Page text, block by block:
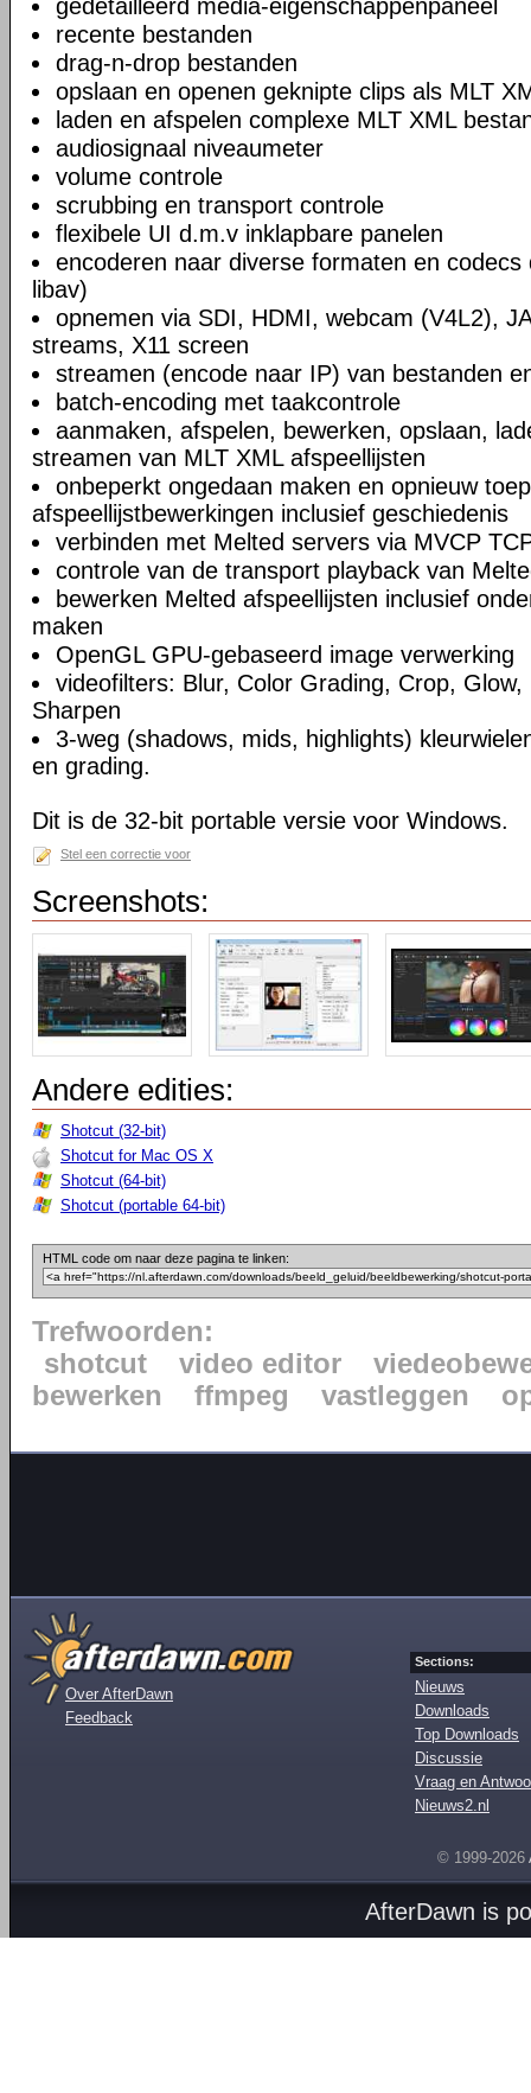
gedetailleerd media-eigenschappenpaneel
recente bestanden
drag-n-drop bestanden
opslaan en openen geknipte clips als MLT
laden en afspelen complexe MLT XML
audiosignaal niveaumeter
volume controle
scrubbing en transport controle
flexibele UI d.m.v inklapbare panelen
encoderen naar diverse formaten en codecs
libav)
opnemen via SDI, HDMI, webcam (V4L2),
streams, X11 screen
streamen (encode naar IP) van bestanden
batch-encoding met taakcontrole
aanmaken, afspelen, bewerken, opslaan,
streamen van MLT XML afspeellijsten
onbeperkt ongedaan maken en opnieuw
afspeellijstbewerkingen inclusief geschiedenis
verbinden met Melted servers via MVCP
controle van de transport playback van
bewerken Melted afspeellijsten inclusief
maken
OpenGL GPU-gebaseerd image verwerking
videofilters: Blur, Color Grading, Crop,
Sharpen
3-weg (shadows, mids, highlights)
en grading.
Dit is de 32-bit portable versie voor Windows.
Stel een correctie voor
Screenshots:
Andere edities:
Shotcut (32-bit)
Shotcut for Mac OS X
Shotcut (64-bit)
Shotcut (portable 64-bit)
HTML code om naar deze pagina te linken:
Trefwoorden:
shotcut
video editor
bewerken
ffmpeg vastleggen
Over AfterDawn
Feedback
Sections:
Nieuws
Downloads
Top Downloads
Discussie
Vraag en
Nieuws2.nl
© 1999-2026
AfterDawn is